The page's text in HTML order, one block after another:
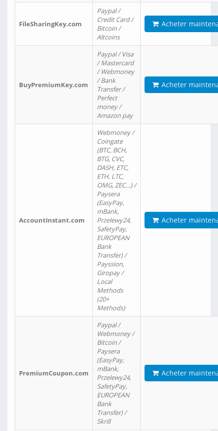
FileSharingKey.com
Paypal /
Credit Card /
Bitcoin /
Altcoins
Acheter
BuyPremiumKey.com
Paypal / Visa
/ Mastercard
/ Webmoney
/ Bank
Transfer /
Perfect
money /
Amazon pay
Acheter
AccountInstant.com
Webmoney /
Coingate
(BTC, BCH,
BTG, CVC,
DASH, ETC,
ETH, LTC,
OMG, ZEC…) /
Paysera
(EasyPay,
mBank,
Przelewy24,
SafetyPay,
EUROPEAN
Bank
Transfer) /
Payssion,
Giropay /
Local
Methods
(20+
Methods)
Acheter
PremiumCoupon.com
Paypal /
Webmoney /
Bitcoin /
Paysera
(EasyPay,
mBank,
Przelewy24,
SafetyPay,
EUROPEAN
Bank
Transfer) /
Skrill
Acheter